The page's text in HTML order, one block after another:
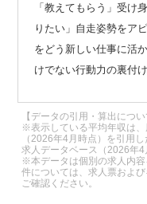
VScodeなどで動作す
は、フロントエンドの
くれるたりと、非常に
Google Agentspaceと
特に注目すべきは、こ
たセキュリティチェッ
「教えてもらう」受け
りたい」自走姿勢をア
をどう新しい仕事に活
けでない行動力の裏付
【データの引用・算出につい
※表示している平均年収は
（2026年4月時点）を引用
求人データベース（2026年4
※本データは個別の求人内
件については、求人票およ
ご確認ください。